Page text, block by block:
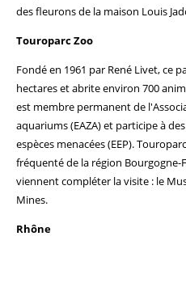
des fleurons de la maison Louis
Touroparc Zoo
Fondé en 1961 par René Livet, ce
hectares et abrite environ 700
est membre permanent de
aquariums (EAZA) et participe à
espèces menacées (EEP).
fréquenté de la région Bourgogne-
viennent compléter la visite : le
Mines.
Rhône